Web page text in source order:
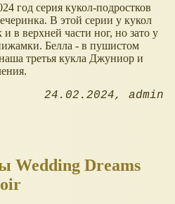
год серия кукол-подростков
В этой серии у кукол
в верхней части ног, но зато у
Белла - в пушистом
третья кукла Джуниор и
24.02.2024 admin
Wedding Dreams